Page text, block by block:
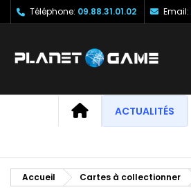
Téléphone: 09.88.31.01.02 Email:
ACCUEILACTUALITÉS
Accueil Cartes à collectionner